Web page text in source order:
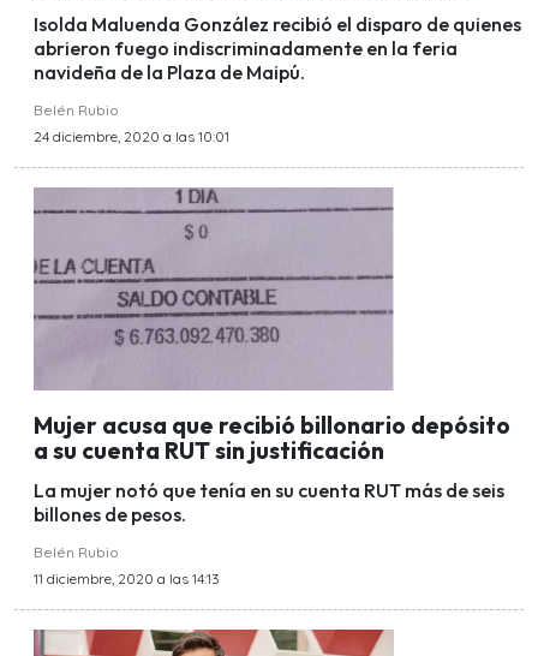
Isolda Maluenda González recibió el disparo de quienes
abrieron fuego indiscriminadamente en la feria
navideña de la Plaza de Maipú.
Belén Rubio
24 diciembre, 2020 a las 10:01
Mujer acusa que recibió billonario depósito
a su cuenta RUT sin justificación
La mujer notó que tenía en su cuenta RUT más de seis
billones de pesos.
Belén Rubio
11 diciembre, 2020 a las 14:13